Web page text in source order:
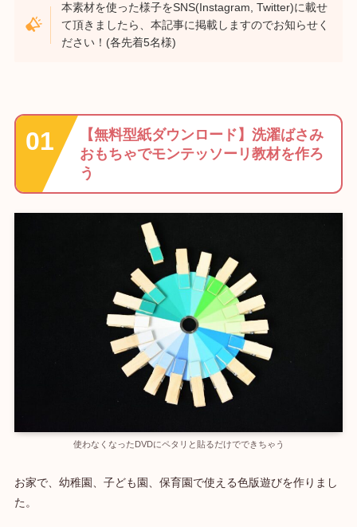
本素材を使った様子をSNS(Instagram, Twitter)に載せ
て頂きましたら、本記事に掲載しますのでお知らせく
ださい！(各先着5名様)
【無料型紙ダウンロード】洗濯ばさみ
おもちゃでモンテッソーリ教材を作ろ
う
使わなくなったDVDにペタリと貼るだけでできちゃう
お家で、幼稚園、子ども園、保育園で使える色版遊びを作りまし
た。